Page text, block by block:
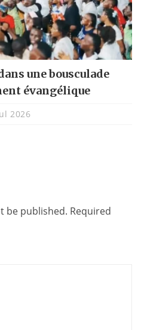
une bousculade
évangélique
2026
be published. Required